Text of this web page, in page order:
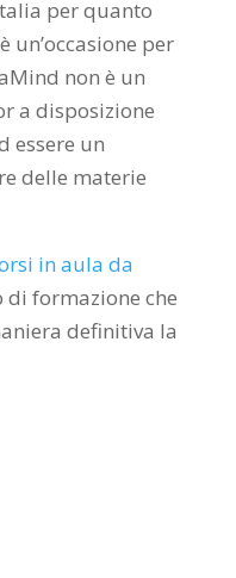
per quanto
un’occasione per
non è un
a disposizione
essere un
delle materie
in aula da
di formazione che
definitiva la